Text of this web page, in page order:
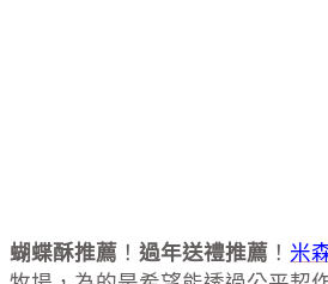
蝴蝶酥推薦 ！ 過年送禮推薦 ！ 米